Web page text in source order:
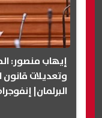
وتعديلات
البرلمان|